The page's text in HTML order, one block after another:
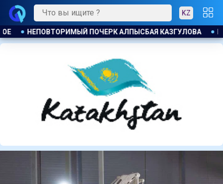
KZ
ПАРТИЯ ӘДІЛЕТ : ПРИНЦИП ЗАКОН И ПОРЯДОК